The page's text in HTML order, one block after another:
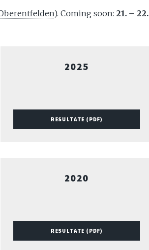
). Coming soon: 21. –
2025
RESULTATE (PDF)
2020
RESULTATE (PDF)